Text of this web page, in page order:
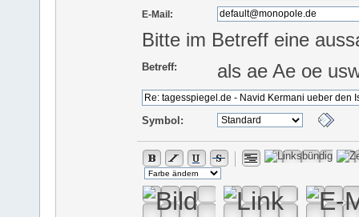
E-Mail:
Bitte im Betreff eine
als ae Ae oe
Betreff:
Symbol: